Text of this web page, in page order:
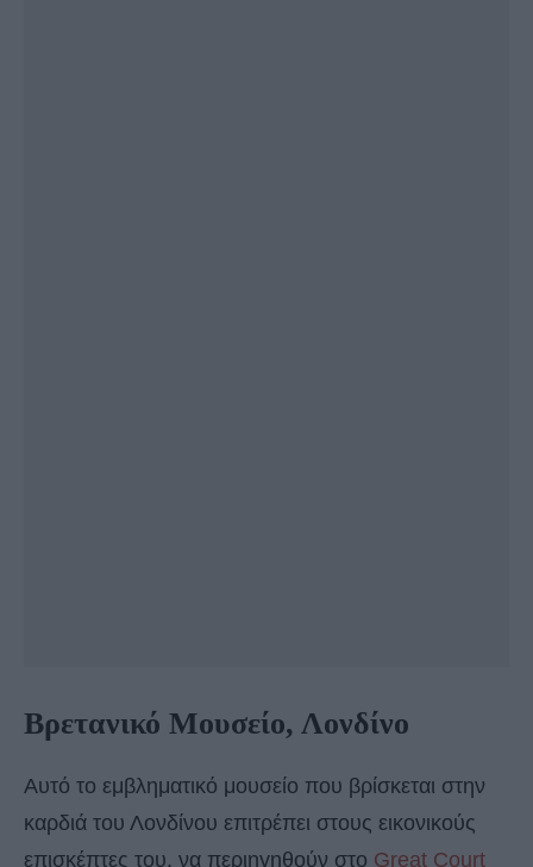
Βρετανικό Μουσείο, Λονδίνο
Αυτό το εμβληματικό μουσείο που βρίσκεται στην
καρδιά του Λονδίνου επιτρέπει στους εικονικούς
επισκέπτες του, να περιηγηθούν στο Great Court